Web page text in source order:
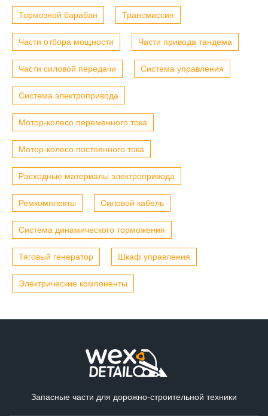
Тормозной барабан Трансмиссия
Части отбора мощности Части привода тандема
Части силовой передачи Система управления
Система электропривода
Мотор-колесо переменного тока
Мотор-колесо постоянного тока
Расходные материалы электропривода
Ремкомплекты Силовой кабель
Система динамического торможения
Тяговый генератор Шкаф управления
Электрические компоненты
Запасные части для дорожно-строительной техники